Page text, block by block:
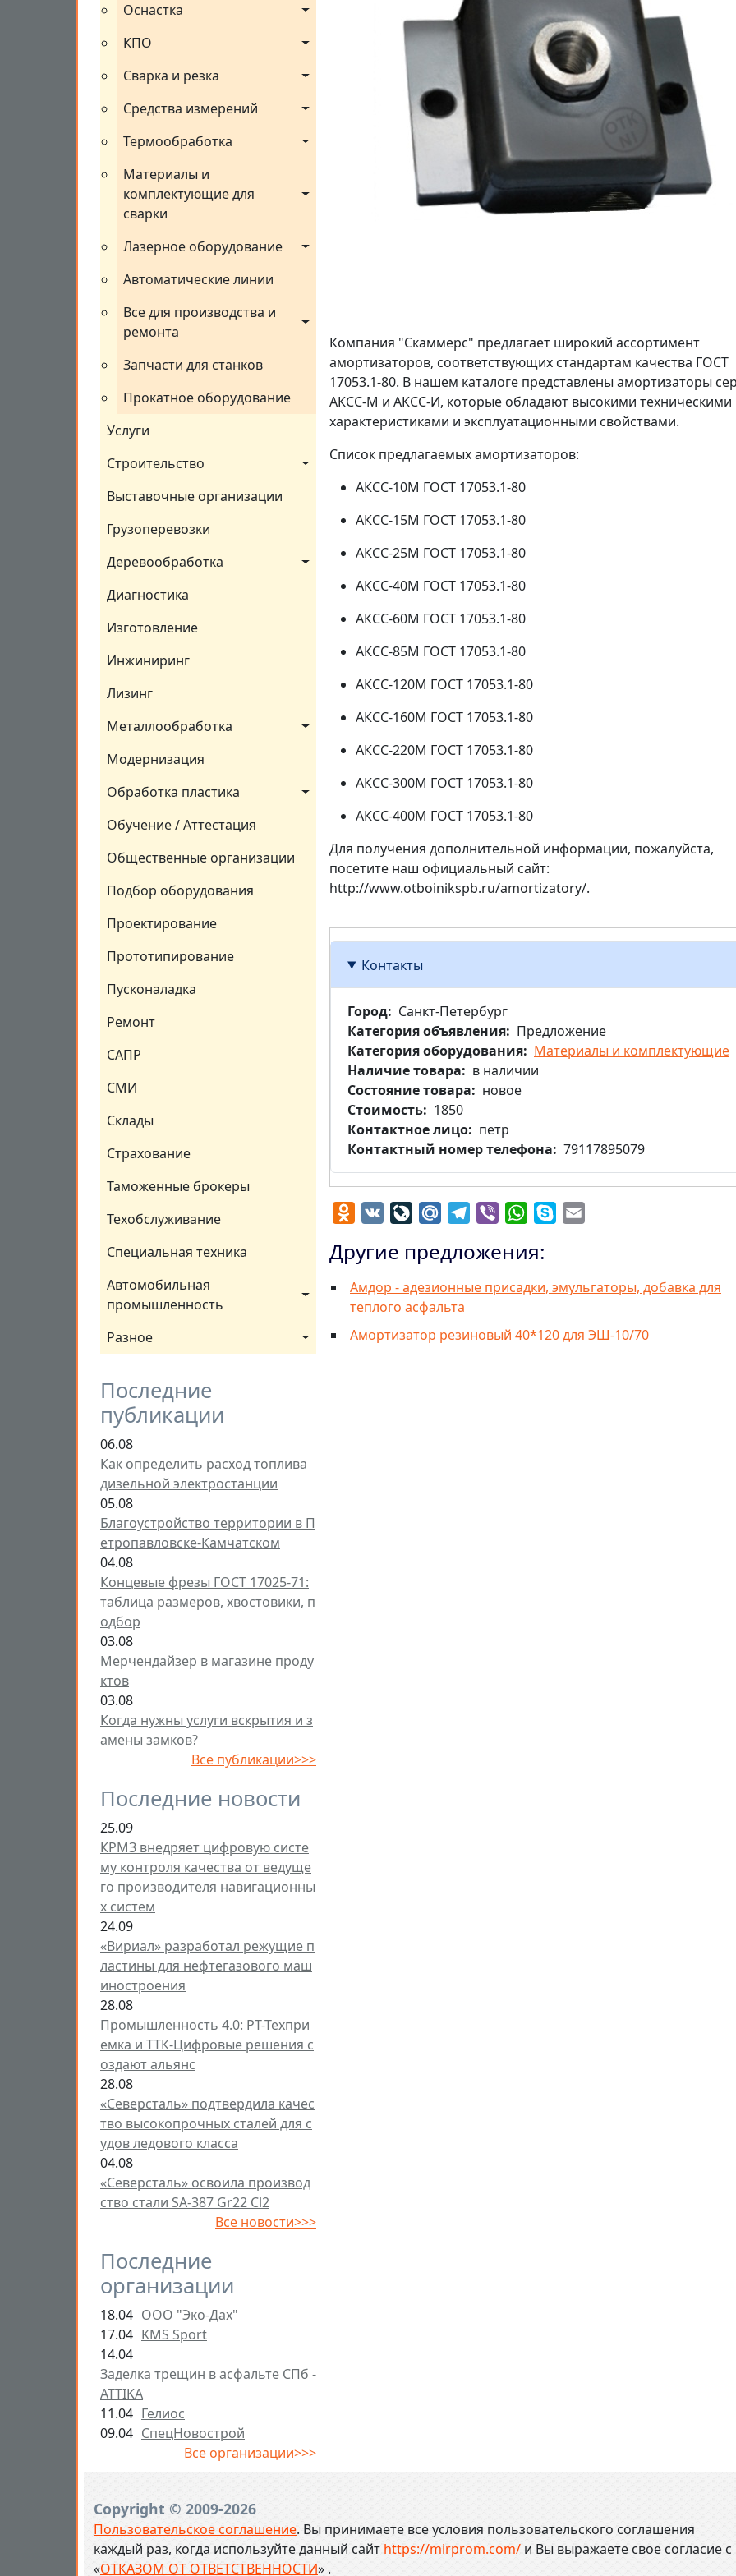
Оснастка
КПО
Сварка и резка
Средства измерений
Термообработка
Материалы и
комплектующие для
сварки
Лазерное оборудование
Автоматические линии
Все для производства и
ремонта
Запчасти для станков
Прокатное оборудование
Услуги
Строительство
Выставочные организации
Грузоперевозки
Деревообработка
Диагностика
Изготовление
Инжиниринг
Лизинг
Металлообработка
Модернизация
Обработка пластика
Обучение / Аттестация
Общественные организации
Подбор оборудования
Проектирование
Прототипирование
Пусконаладка
Ремонт
САПР
СМИ
Склады
Страхование
Таможенные брокеры
Техобслуживание
Специальная техника
Автомобильная
промышленность
Разное
Последние
публикации
06.08
Как определить расход топлива
дизельной электростанции
05.08
Благоустройство территории в П
етропавловске-Камчатском
04.08
Концевые фрезы ГОСТ 17025-71:
таблица размеров, хвостовики, п
одбор
03.08
Мерчендайзер в магазине проду
ктов
03.08
Когда нужны услуги вскрытия и з
амены замков?
Все публикации>>>
Последние новости
25.09
КРМЗ внедряет цифровую систе
му контроля качества от ведуще
го производителя навигационны
х систем
24.09
«Вириал» разработал режущие п
ластины для нефтегазового маш
иностроения
28.08
Промышленность 4.0: РТ-Техпри
емка и ТТК-Цифровые решения с
оздают альянс
28.08
«Северсталь» подтвердила качес
тво высокопрочных сталей для с
удов ледового класса
04.08
«Северсталь» освоила производ
ство стали SA-387 Gr22 Cl2
Все новости>>>
Последние
организации
18.04 ООО "Эко-Дах"
17.04 KMS Sport
14.04
Заделка трещин в асфальте СПб -
ATTIKA
11.04 Гелиос
09.04 СпецНовострой
Все организации>>>
Компания "Скаммерс" предлагает широкий ассортимент
амортизаторов, соответствующих стандартам качества ГОСТ
17053.1-80. В нашем каталоге представлены амортизаторы
АКСС-М и АКСС-И, которые обладают высокими техническими
характеристиками и эксплуатационными свойствами.
Список предлагаемых амортизаторов:
АКСС-10М ГОСТ 17053.1-80
АКСС-15М ГОСТ 17053.1-80
АКСС-25М ГОСТ 17053.1-80
АКСС-40М ГОСТ 17053.1-80
АКСС-60М ГОСТ 17053.1-80
АКСС-85М ГОСТ 17053.1-80
АКСС-120М ГОСТ 17053.1-80
АКСС-160М ГОСТ 17053.1-80
АКСС-220М ГОСТ 17053.1-80
АКСС-300М ГОСТ 17053.1-80
АКСС-400М ГОСТ 17053.1-80
Для получения дополнительной информации, пожалуйста,
посетите наш официальный сайт:
http://www.otboinikspb.ru/amortizatory/.
Контакты
Город
Санкт-Петербург
Категория объявления
Предложение
Категория оборудования
Материалы и комплектующие
Наличие товара
в наличии
Состояние товара
новое
Стоимость
1850
Контактное лицо
петр
Контактный номер телефона
79117895079
Odnoklassniki
VK LiveJournal
Mail.RuTelegram
Viber WhatsApp
Skype
Другие предложения:
Амдор - адезионные присадки, эмульгаторы, добавка для
теплого асфальта
Амортизатор резиновый 40*120 для ЭШ-10/70
Copyright © 2009-2026
Пользовательское соглашение. Вы принимаете все условия пользовательского соглашения
каждый раз, когда используйте данный сайт https://mirprom.com/ и Вы выражаете свое согласие с
«ОТКАЗОМ ОТ ОТВЕТСТВЕННОСТИ» .